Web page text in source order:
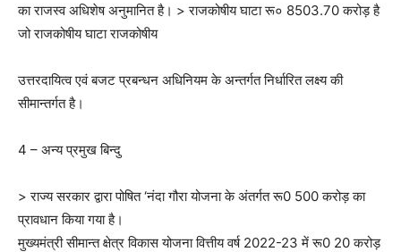
का राजस्व अधिशेष अनुमानित है। > राजकोषीय घाटा रू० 8503.70 करोड़ है
जो राजकोषीय घाटा राजकोषीय
उत्तरदायित्व एवं बजट प्रबन्धन अधिनियम के अन्तर्गत निर्धारित लक्ष्य की
सीमान्तर्गत है।
4 – अन्य प्रमुख बिन्दु
> राज्य सरकार द्वारा पोषित ‘नंदा गौरा योजना के अंतर्गत रू0 500 करोड़ का
प्रावधान किया गया है।
मुख्यमंत्री सीमान्त क्षेत्र विकास योजना वित्तीय वर्ष 2022-23 में रू0 20 करोड़